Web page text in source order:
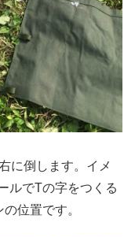
に倒します。イメ
ルでTの字をつくる
位置です。